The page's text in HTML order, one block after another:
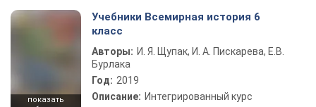
показать
Учебники Всемирная история 6
класс
Авторы: И. Я. Щупак, И. А. Пискарева, Е.В.
Бурлака
Год: 2019
Описание: Интегрированный курс